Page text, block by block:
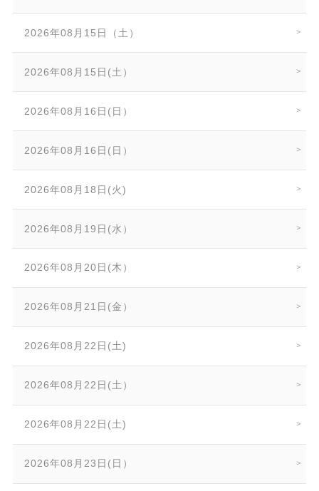
2026年08月15日（土）
2026年08月15日(土）
2026年08月16日(日）
2026年08月16日(日）
2026年08月18日(火)
2026年08月19日(水）
2026年08月20日(木）
2026年08月21日(金）
2026年08月22日(土)
2026年08月22日(土）
2026年08月22日(土)
2026年08月23日(日）